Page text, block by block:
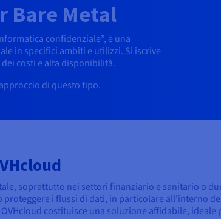
Bare Metal
confidenziale”, è una
in specifici ambiti e utilizzi. Si iscrive
costi e alta disponibilità.
di questo tipo.
soprattutto nei settori finanziario e sanitario o
i flussi di dati, in particolare all'interno
costituisce una soluzione affidabile,